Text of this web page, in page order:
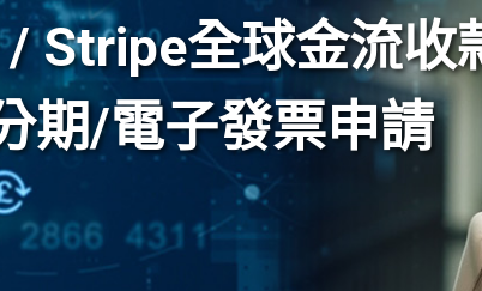
Stripe全球金流收
期/電子發票申請